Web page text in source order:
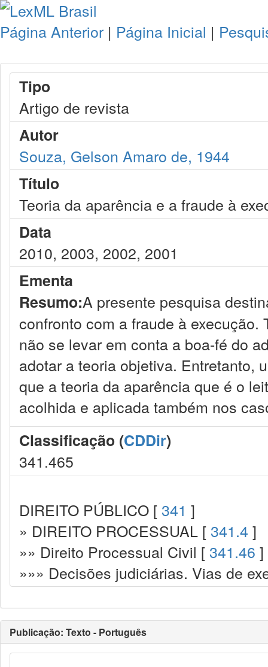
Página Anterior | Página Inicial |
Tipo
Artigo de revista
Autor
Souza, Gelson Amaro de, 1944
Título
Teoria da aparência e a fraude à
Data
2010, 2003, 2002, 2001
Ementa
Resumo:A presente pesquisa
confronto com a fraude à
não se levar em conta a boa-fé do
adotar a teoria objetiva. Entretanto,
que a teoria da aparência que é o
acolhida e aplicada também nos
Classificação (CDDir)
341.465
DIREITO PÚBLICO [ 341 ]
» DIREITO PROCESSUAL [ 341.4 ]
»» Direito Processual Civil [ 341.46 ]
»»» Decisões judiciárias. Vias de
Publicação: Texto - Português